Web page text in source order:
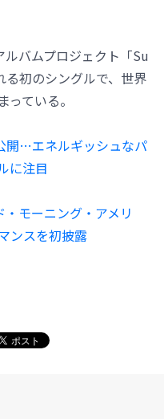
バムプロジェクト「Su
初のシングルで、世界
ている。
開…エネルギッシュなパ
に注目
モーニング・アメリ
ンスを初披露